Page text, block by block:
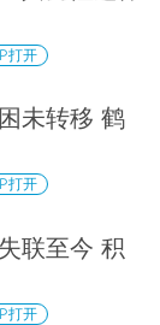
打开
未转移 鹤
打开
联至今 积
打开